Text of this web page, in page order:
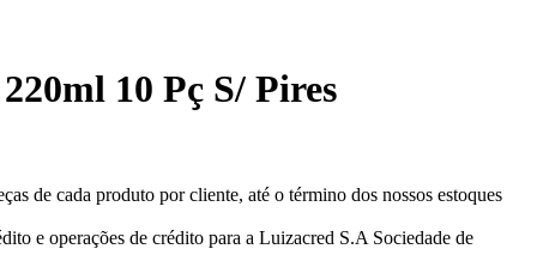
10 Pç S/ Pires
de cada produto por cliente, até o término dos nossos estoques
e operações de crédito para a Luizacred S.A Sociedade de